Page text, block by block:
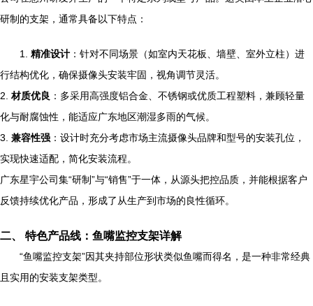
研制的支架，通常具备以下特点：
1. 精准设计 ：针对不同场景（如室内天花板、墙壁、室外立柱）进
行结构优化，确保摄像头安装牢固，视角调节灵活。
2. 材质优良 ：多采用高强度铝合金、不锈钢或优质工程塑料，兼顾轻量
化与耐腐蚀性，能适应广东地区潮湿多雨的气候。
3. 兼容性强 ：设计时充分考虑市场主流摄像头品牌和型号的安装孔位，
实现快速适配，简化安装流程。
广东星宇公司集“研制”与“销售”于一体，从源头把控品质，并能根据客户
反馈持续优化产品，形成了从生产到市场的良性循环。
二、 特色产品线：鱼嘴监控支架详解
“鱼嘴监控支架”因其夹持部位形状类似鱼嘴而得名，是一种非常经典
且实用的安装支架类型。